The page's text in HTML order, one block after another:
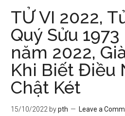
TỬ VI 2022,
Quý Sửu
năm 2022,
Khi Biết Điều
Chật Két
15/10/2022 bypth Leave a